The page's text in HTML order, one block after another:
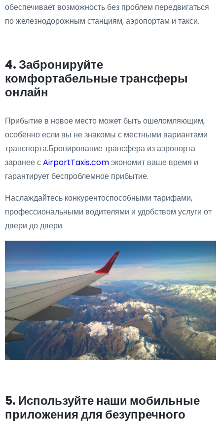
обеспечивает возможность без проблем передвигаться
по железнодорожным станциям, аэропортам и такси.
4. Забронируйте
комфортабельные трансферы
онлайн
Прибытие в новое место может быть ошеломляющим,
особенно если вы не знакомы с местными вариантами
транспорта.Бронирование трансфера из аэропорта
заранее сAirportTaxis.comэкономит ваше время и
гарантирует беспроблемное прибытие.
Наслаждайтесь конкурентоспособными тарифами,
профессиональными водителями и удобством услуги от
двери до двери.
5. Используйте наши мобильные
приложения для безупречного